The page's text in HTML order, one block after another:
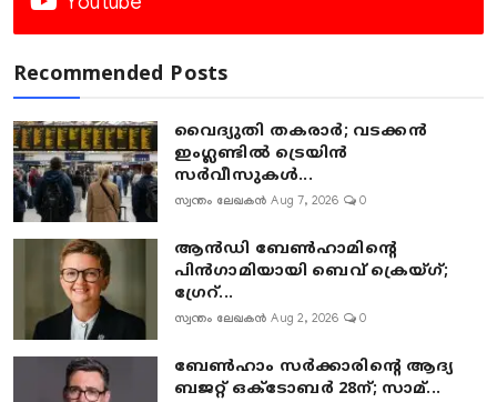
Youtube
Recommended Posts
വൈദ്യുതി തകരാർ; വടക്കൻ
ഇംഗ്ലണ്ടിൽ ട്രെയിൻ
സർവീസുകൾ...
സ്വന്തം ലേഖകൻ Aug 7, 2026 0
ആൻഡി ബേൺഹാമിന്റെ
പിൻഗാമിയായി ബെവ് ക്രെയ്ഗ്;
ഗ്രേറ്...
സ്വന്തം ലേഖകൻ Aug 2, 2026 0
ബേൺഹാം സർക്കാരിന്റെ ആദ്യ
ബജറ്റ് ഒക്ടോബർ 28ന്; സാമ്...